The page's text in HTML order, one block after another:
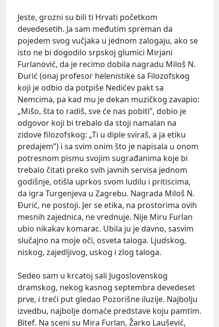
Jeste, grozni su bili ti Hrvati početkom
devedesetih. Ja sam međutim spreman da
pojedem svog vučjaka u jednom zalogaju, ako se
isto ne bi dogodilo srpskoj glumici Mirjani
Furlanović, da je recimo dobila nagradu Miloš N.
Đurić (onaj profesor helenistike sa Filozofskog
koji je odbio da potpiše Nedićev pakt sa
Nemcima, pa kad mu je dekan muzičkog zavapio:
„Mišo, šta to radiš, sve će nas pobiti”, dobio je
odgovor koji bi trebalo da stoji namalan na
zidove filozofskog: „Ti u diple sviraš, a ja etiku
predajem”) i sa svim onim što je napisala u onom
potresnom pismu svojim sugrađanima koje bi
trebalo čitati preko svih javnih servisa jednom
godišnje, otišla uprkos svom ludilu i pritiscima,
da igra Turgenjeva u Zagrebu. Nagrada Miloš N.
Đurić, ne postoji. Jer se etika, na prostorima ovih
mesnih zajednica, ne vrednuje. Nije Miru Furlan
ubio nikakav komarac. Ubila ju je davno, sasvim
slučajno na moje oči, osveta taloga. Ljudskog,
niskog, zajedljivog, uskog i zlog taloga.
Sedeo sam u krcatoj sali Jugoslovenskog
dramskog, nekog kasnog septembra devedeset
prve, i treći put gledao Pozorišne iluzije. Najbolju
izvedbu, najbolje domaće predstave koju pamtim.
Bitef. Na sceni su Mira Furlan, Žarko Laušević,